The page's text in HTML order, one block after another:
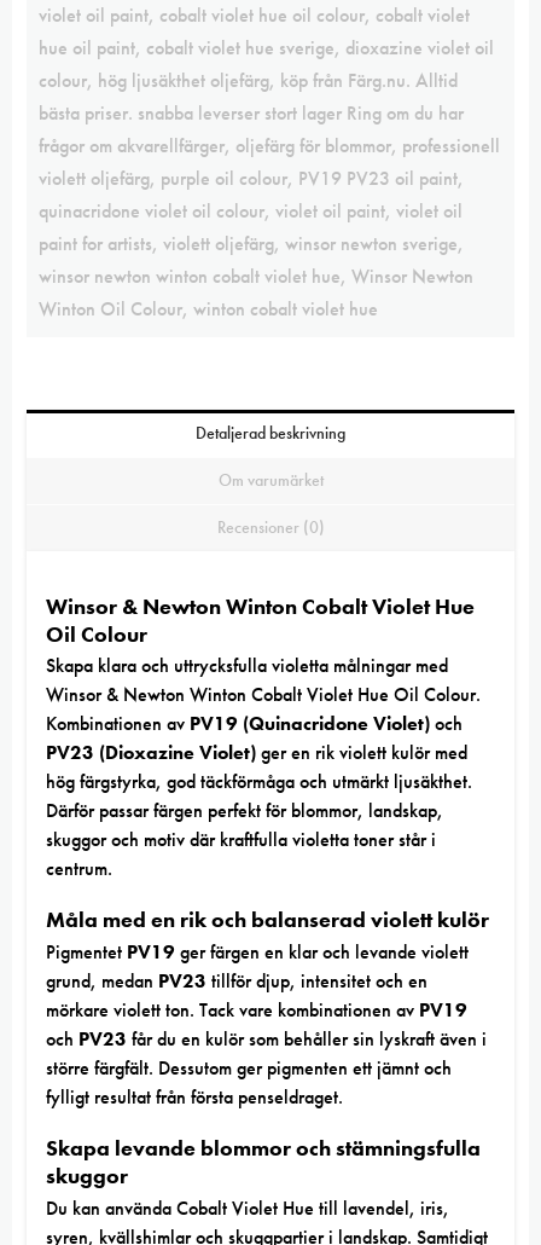
violet oil paint, cobalt violet hue oil colour, cobalt violet
hue oil paint, cobalt violet hue sverige, dioxazine violet oil
colour, hög ljusäkthet oljefärg, köp från Färg.nu. Alltid
bästa priser. snabba leverser stort lager Ring om du har
frågor om akvarellfärger, oljefärg för blommor, professionell
violett oljefärg, purple oil colour, PV19 PV23 oil paint,
quinacridone violet oil colour, violet oil paint, violet oil
paint for artists, violett oljefärg, winsor newton sverige,
winsor newton winton cobalt violet hue, Winsor Newton
Winton Oil Colour, winton cobalt violet hue
Detaljerad beskrivning
Om varumärket
Recensioner (0)
Winsor & Newton Winton Cobalt Violet Hue
Oil Colour
Skapa klara och uttrycksfulla violetta målningar med
Winsor & Newton Winton Cobalt Violet Hue Oil Colour.
Kombinationen av PV19 (Quinacridone Violet)och
PV23 (Dioxazine Violet)ger en rik violett kulör med
hög färgstyrka, god täckförmåga och utmärkt ljusäkthet.
Därför passar färgen perfekt för blommor, landskap,
skuggor och motiv där kraftfulla violetta toner står i
centrum.
Måla med en rik och balanserad violett kulör
Pigmentet PV19ger färgen en klar och levande violett
grund, medan PV23 tillför djup, intensitet och en
mörkare violett ton. Tack vare kombinationen av PV19
och PV23 får du en kulör som behåller sin lyskraft även i
större färgfält. Dessutom ger pigmenten ett jämnt och
fylligt resultat från första penseldraget.
Skapa levande blommor och stämningsfulla
skuggor
Du kan använda Cobalt Violet Hue till lavendel, iris,
syren, kvällshimlar och skuggpartier i landskap. Samtidigt